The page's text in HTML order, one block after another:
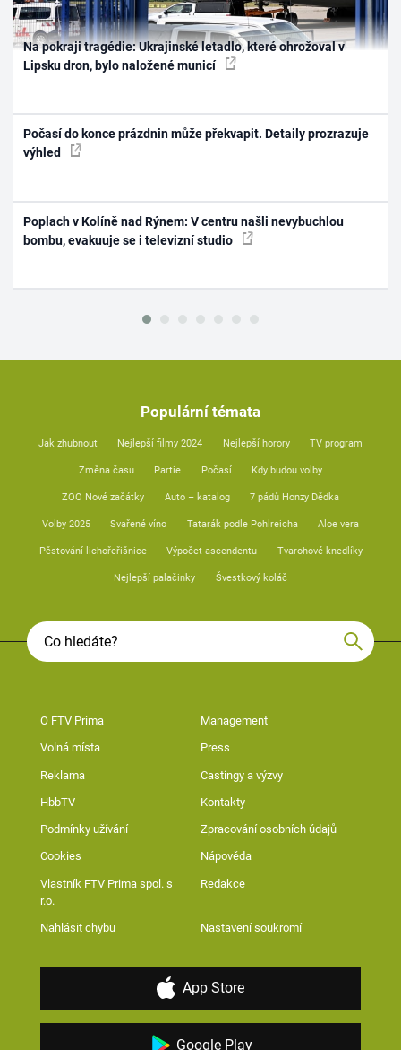
Na pokraji tragédie: Ukrajinské letadlo, které ohrožoval v
Lipsku dron, bylo naložené municí
Počasí do konce prázdnin může překvapit. Detaily prozrazuje
výhled
Poplach v Kolíně nad Rýnem: V centru našli nevybuchlou
bombu, evakuuje se i televizní studio
Populární témata
Jak zhubnout Nejlepší filmy 2024 Nejlepší horory TV program
Změna času Partie Počasí Kdy budou volby
ZOO Nové začátky Auto – katalog 7 pádů Honzy Dědka
Volby 2025 Svařené víno Tatarák podle Pohlreicha Aloe vera
Pěstování lichořeřišnice Výpočet ascendentu Tvarohové knedlíky
Nejlepší palačinky Švestkový koláč
O FTV Prima Management
Volná místa Press
Reklama Castingy a výzvy
HbbTV Kontakty
Podmínky užívání Zpracování osobních údajů
Cookies Nápověda
Vlastník FTV Prima spol. s
r.o.
Redakce
Nahlásit chybu Nastavení soukromí
App Store
Google Play